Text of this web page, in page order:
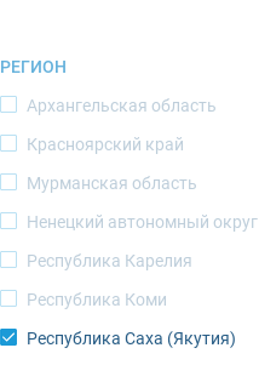
РЕГИОН
Архангельская область
Красноярский край
Мурманская область
Ненецкий автономный округ
Республика Карелия
Республика Коми
Республика Саха (Якутия)